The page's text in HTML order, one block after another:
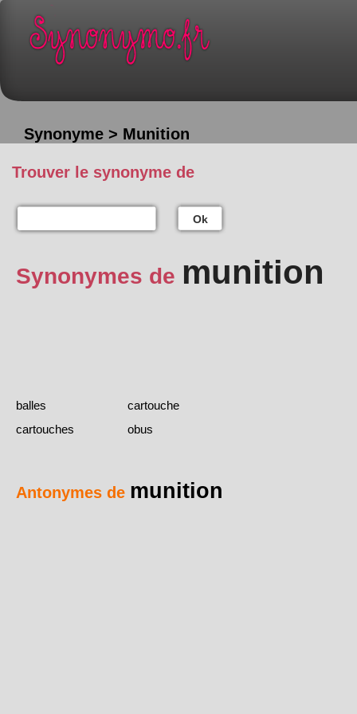
Synonyme > Munition
Trouver le synonyme de
Ok
Synonymes de munition
balles
cartouche
cartouches
obus
Antonymes de munition